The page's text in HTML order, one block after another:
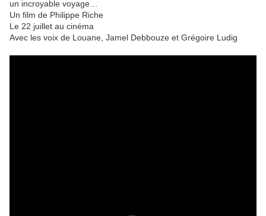
un incroyable voyage…
Un film de Philippe Riche
Le 22 juillet au cinéma
Avec les voix de Louane, Jamel Debbouze et Grégoire Ludig